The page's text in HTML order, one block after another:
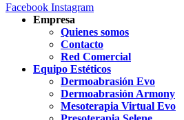
Facebook Instagram
Empresa
Quienes somos
Contacto
Red Comercial
Equipo Estéticos
Dermoabrasión Evo
Dermoabrasión Armony
Mesoterapia Virtual Evo